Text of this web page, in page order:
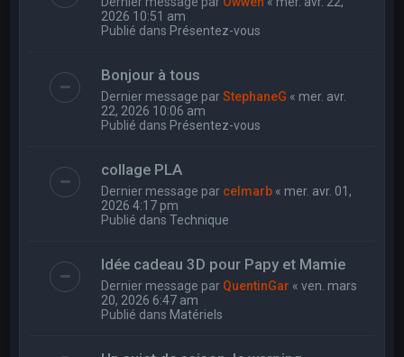
2026 10:51 am
Publié dans Présentez-vous
Bonjour à tous
Dernier message parStephaneG « mer. avr.
22, 2026 10:06 am
Publié dans Présentez-vous
collage PLA
Dernier message par celmarb « mer. avr. 01,
2026 4:17 pm
Publié dansTechnique
Idée cadeau 3D pour Papy et Mamie
Dernier message par QuentinGar «ven. mars
20, 2026 6:47 am
Publié dans Matériels